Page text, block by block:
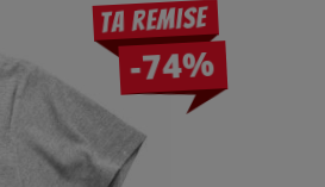
Ta remise
-74%